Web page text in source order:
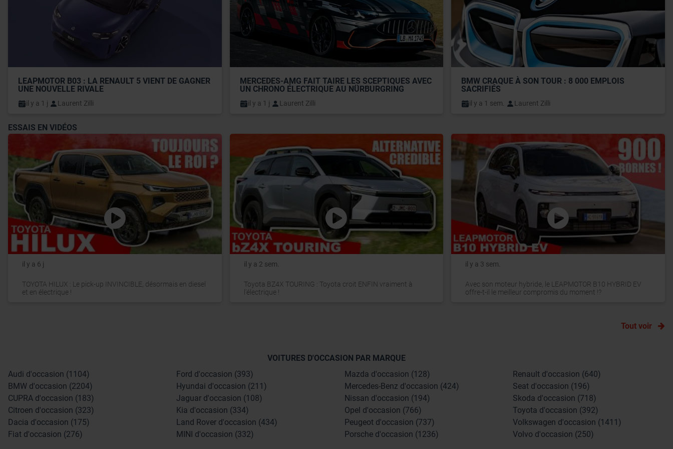
LEAPMOTOR B03 : LA RENAULT 5 VIENT DE GAGNER
UNE NOUVELLE RIVALE
il y a 1 j Laurent Zilli
MERCEDES-AMG FAIT TAIRE LES SCEPTIQUES AVEC
UN CHRONO ÉLECTRIQUE AU NÜRBURGRING
il y a 1 j Laurent Zilli
BMW CRAQUE À SON TOUR : 8 000 EMPLOIS
SACRIFIÉS
il y a 1 sem. Laurent Zilli
ESSAIS EN VIDÉOS
il y a 6 j
TOYOTA HILUX : Le pick-up INVINCIBLE, désormais en diesel
et en électrique !
il y a 2 sem.
Toyota BZ4X TOURING : Toyota croit ENFIN vraiment à
l'électrique !
il y a 3 sem.
Avec son moteur hybride, le LEAPMOTOR B10 HYBRID EV
offre-t-il le meilleur compromis du moment !?
Tout voir
VOITURES D'OCCASION PAR MARQUE
Audi d'occasion (1104)
BMW d'occasion (2204)
CUPRA d'occasion (183)
Citroen d'occasion (323)
Dacia d'occasion (175)
Fiat d'occasion (276)
Ford d'occasion (393)
Hyundai d'occasion (211)
Jaguar d'occasion (108)
Kia d'occasion (334)
Land Rover d'occasion (434)
MINI d'occasion (332)
Mazda d'occasion (128)
Mercedes-Benz d'occasion (424)
Nissan d'occasion (194)
Opel d'occasion (766)
Peugeot d'occasion (737)
Porsche d'occasion (1236)
Renault d'occasion (640)
Seat d'occasion (196)
Skoda d'occasion (718)
Toyota d'occasion (392)
Volkswagen d'occasion (1411)
Volvo d'occasion (250)